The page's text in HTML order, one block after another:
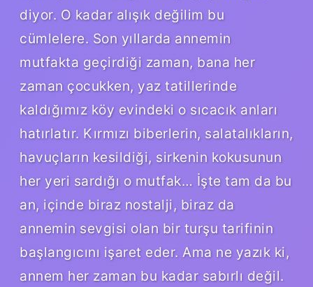
diyor. O kadar alışık değilim bu
cümlelere. Son yıllarda annemin
mutfakta geçirdiği zaman, bana her
zaman çocukken, yaz tatillerinde
kaldığımız köy evindeki o sıcacık anları
hatırlatır. Kırmızı biberlerin, salatalıkların,
havuçların kesildiği, sirkenin kokusunun
her yeri sardığı o mutfak… İşte tam da bu
an, içinde biraz nostalji, biraz da
annemin sevgisi olan bir turşu tarifinin
başlangıcını işaret eder. Ama ne yazık ki,
annem her zaman bu kadar sabırlı değil.